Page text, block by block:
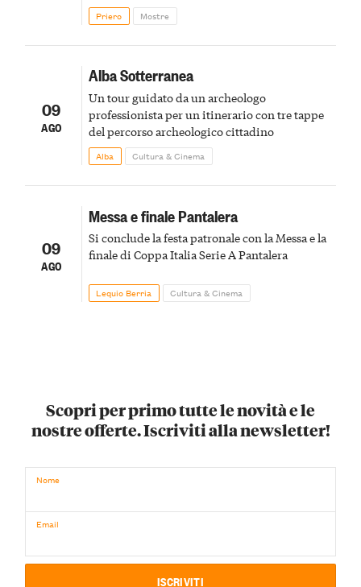
Priero Mostre
09
AGO
Alba Sotterranea
Un tour guidato da un archeologo
professionista per un itinerario con tre tappe
del percorso archeologico cittadino
Alba Cultura & Cinema
09
AGO
Messa e finale Pantalera
Si conclude la festa patronale con la Messa e la
finale di Coppa Italia Serie A Pantalera
Lequio Berria Cultura & Cinema
Scopri per primo tutte le novità e le
nostre offerte. Iscriviti alla newsletter!
Nome
Email